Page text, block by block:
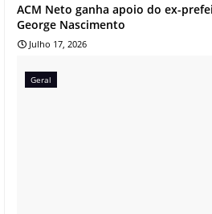
ACM Neto ganha apoio do ex-
George Nascimento
Julho 17, 2026
Geral